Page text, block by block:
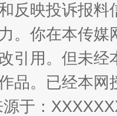
反映投诉报
。你在本传
引用。但未
品。已经本
于：